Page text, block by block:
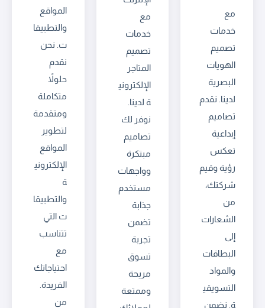
مع
خدمات
تصميم
الهويات
البصرية
لدينا. نقدم
تصاميم
إبداعية
تعكس
رؤية وقيم
شركتك،
من
الشعارات
إلى
البطاقات
والمواد
التسويقي
ة. نضمن
مع
خدمات
تصميم
المتاجر
الإلكتروني
ة لدينا.
نوفر لك
تصاميم
مبتكرة
وواجهات
مستخدم
جذابة
تضمن
تجربة
تسوق
مريحة
وممتعة
المواقع
والتطبيقا
ت. نحن
نقدم
حلولاً
متكاملة
ومتقدمة
لتطوير
المواقع
الإلكتروني
ة
والتطبيقا
ت التي
تتناسب
مع
احتياجاتك
الفريدة.
من